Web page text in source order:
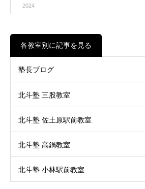
2024
各教室別に記事を見る
塾長ブログ
北斗塾 三股教室
北斗塾 佐土原駅前教室
北斗塾 高鍋教室
北斗塾 小林駅前教室